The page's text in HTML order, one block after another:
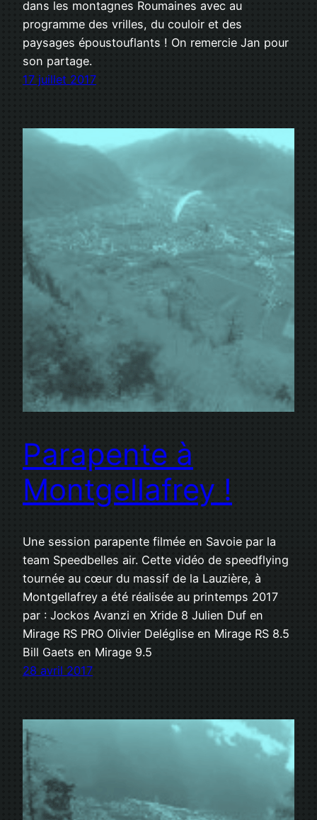
dans les montagnes Roumaines avec au
programme des vrilles, du couloir et des
paysages époustouflants ! On remercie Jan pour
son partage.
17 juillet 2017
Parapente à
Montgellafrey !
Une session parapente filmée en Savoie par la
team Speedbelles air. Cette vidéo de speedflying
tournée au cœur du massif de la Lauzière, à
Montgellafrey a été réalisée au printemps 2017
par : Jockos Avanzi en Xride 8 Julien Duf en
Mirage RS PRO Olivier Deléglise en Mirage RS 8.5
Bill Gaets en Mirage 9.5
28 avril 2017